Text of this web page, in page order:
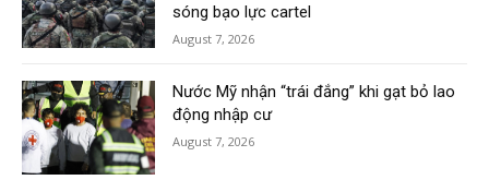
sóng bạo lực cartel
August 7, 2026
Nước Mỹ nhận “trái đắng” khi gạt bỏ lao
động nhập cư
August 7, 2026